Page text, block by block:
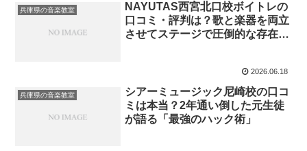
兵庫県の音楽教室
NAYUTAS西宮北口校ボイトレの
口コミ・評判は？歌と楽器を両立
させてステージで圧倒的な存在感
2026.06.18
兵庫県の音楽教室
シアーミュージック尼崎校の口コ
ミは本当？2年通い倒した元生徒
が語る「最強のハック術」